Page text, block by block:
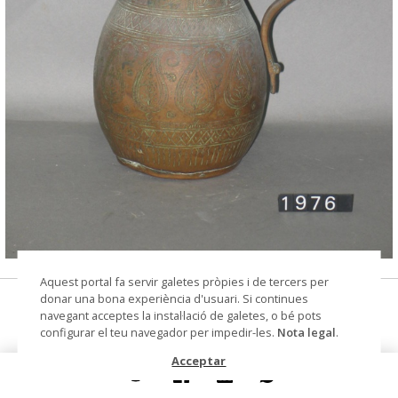
© Arxiu Fotogràfic del Consorci del Patrimoni de
Sitges
gerro
Col·lecció Col. Dr. Jesús Pérez-Rosales
Aquest portal fa servir galetes pròpies i de tercers per
donar una bona experiència d'usuari. Si continues
navegant acceptes la instal·lació de galetes, o bé pots
configurar el teu navegador per impedir-les. Nota legal.
Acceptar